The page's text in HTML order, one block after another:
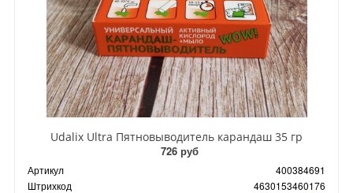
Udalix Ultra Пятновыводитель карандаш 35 гр
726 руб
Артикул
400384691
Штрихкод
4630153460176